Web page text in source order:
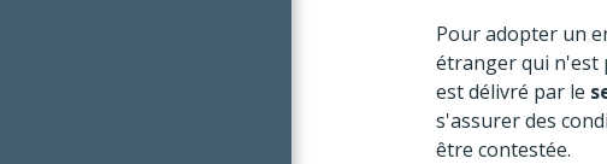
Pour adopter un
étranger qui n'est
est délivré par le
s'assurer des
être contestée.